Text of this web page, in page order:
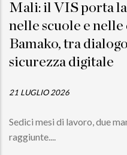
Mali: il VIS porta
nelle scuole e
Bamako, tra
sicurezza digitale
21 LUGLIO 2026
Sedici mesi di lavoro, due
raggiunte....